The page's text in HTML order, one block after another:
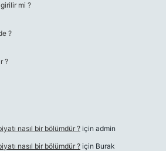
mi ?
?
?
nasıl bir bölümdür ? için admin
nasıl bir bölümdür ? için Burak